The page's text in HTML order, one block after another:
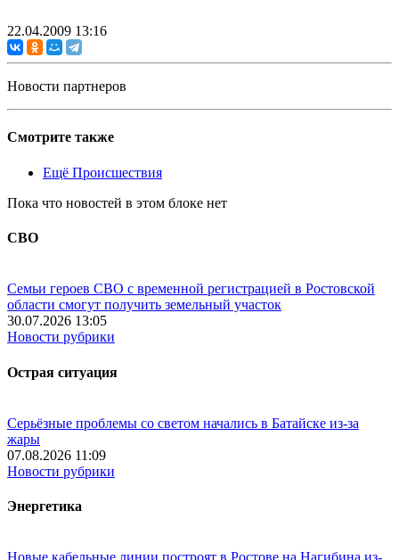
22.04.2009 13:16
Новости партнеров
Смотрите также
Ещё Происшествия
Пока что новостей в этом блоке нет
СВО
Семьи героев СВО с временной регистрацией в Ростовской
области смогут получить земельный участок
30.07.2026 13:05
Новости рубрики
Острая ситуация
Серьёзные проблемы со светом начались в Батайске из-за
жары
07.08.2026 11:09
Новости рубрики
Энергетика